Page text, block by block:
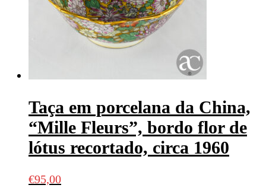
Taça em porcelana da China,
“Mille Fleurs”, bordo flor de
lótus recortado, circa 1960
€95,00